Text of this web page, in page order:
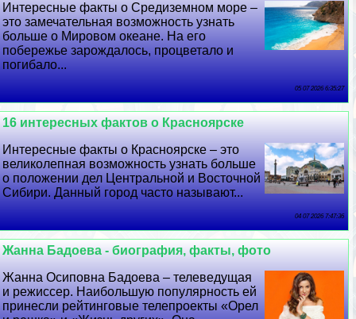
Интересные факты о Средиземном море –
это замечательная возможность узнать
больше о Мировом океане. На его
побережье зарождалось, процветало и
погибало...
05 07 2026 6:35:27
16 интересных фактов о Красноярске
Интересные факты о Красноярске – это
великолепная возможность узнать больше
о положении дел Центральной и Восточной
Сибири. Данный город часто называют...
04 07 2026 7:47:36
Жанна Бадоева - биография, факты, фото
Жанна Осиповна Бадоева – телеведущая
и режиссер. Наибольшую популярность ей
принесли рейтинговые телепроекты «Орел